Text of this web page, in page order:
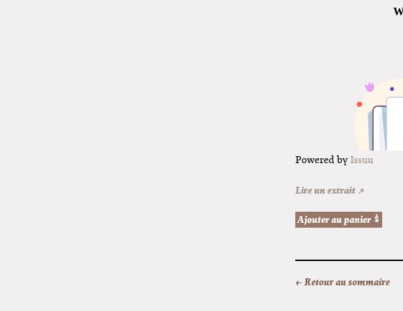
Powered byIssuu
Lire un extrait ↗
← Retour au sommaire